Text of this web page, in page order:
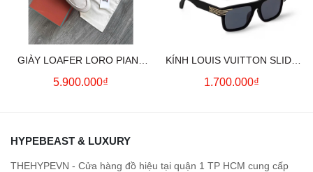
GIÀY LOAFER LORO PIANA
SUMMER CHARMS (CREAM)
5.900.000₫
KÍNH LOUIS VUITTON SLIDE
SQUARE SUNGLASSES
1.700.000₫
HYPEBEAST & LUXURY
THEHYPEVN - Cửa hàng đồ hiệu tại quận 1 TP HCM cung cấp